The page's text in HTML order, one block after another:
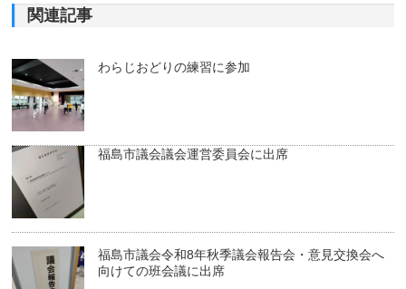
関連記事
わらじおどりの練習に参加
福島市議会議会運営委員会に出席
福島市議会令和8年秋季議会報告会・意見交換会へ
向けての班会議に出席